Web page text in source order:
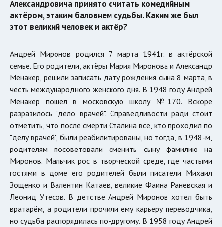
Александровича принято считать комедийным
актёром, этаким баловнем судьбы. Каким же был
этот великий человек и актёр?
Андрей Миронов родился 7 марта 1941г. в актёрской
семье. Его родители, актёры Мария Миронова и Александр
Менакер, решили записать дату рождения сына 8 марта, в
честь международного женского дня. В 1948 году Андрей
Менакер пошел в московскую школу №170. Вскоре
разразилось "дело врачей". Справедливости ради стоит
отметить, что после смерти Сталина все, кто проходил по
"делу врачей", были реабилитированы, но тогда, в 1948-м,
родителям посоветовали сменить сыну фамилию на
Миронов. Мальчик рос в творческой среде, где частыми
гостями в доме его родителей были писатели Михаил
Зощенко и Валентин Катаев, великие Фаина Раневская и
Леонид Утесов. В детстве Андрей Миронов хотел быть
вратарём, а родители прочили ему карьеру переводчика,
но судьба распорядилась по-другому. В 1958 году Андрей